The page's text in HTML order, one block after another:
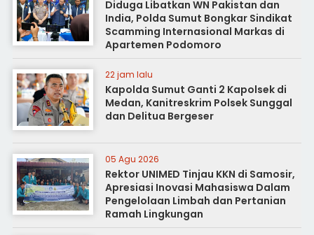
Diduga Libatkan WN Pakistan dan
India, Polda Sumut Bongkar Sindikat
Scamming Internasional Markas di
Apartemen Podomoro
22 jam lalu
Kapolda Sumut Ganti 2 Kapolsek di
Medan, Kanitreskrim Polsek Sunggal
dan Delitua Bergeser
05 Agu 2026
Rektor UNIMED Tinjau KKN di Samosir,
Apresiasi Inovasi Mahasiswa Dalam
Pengelolaan Limbah dan Pertanian
Ramah Lingkungan